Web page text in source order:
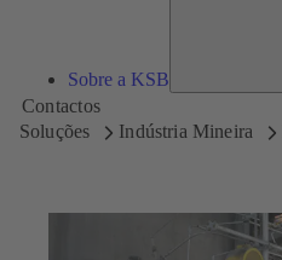
Sobre a KSB
Contactos
Soluções
Indústria Mineira